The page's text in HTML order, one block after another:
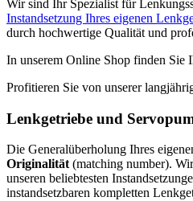
Wir sind Ihr Spezialist für
Instandsetzung Ihres eigenen
durch hochwertige Qualität und
In unserem Online Shop finden Sie
Profitieren Sie von unserer
Lenkgetriebe und
Die Generalüberholung Ihres
Originalität(matching number).
unseren beliebtesten
instandsetzbaren kompletten